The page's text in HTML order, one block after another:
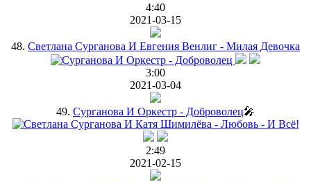
4:40
2021-03-15
48. Светлана Сурганова И Евгения Венлиг - Милая Девочка
3:00
2021-03-04
49. Сурганова И Оркестр - Доброволец🎤
2:49
2021-02-15